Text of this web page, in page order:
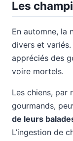
Les
En automne, la
divers et
appréciés des
voire mortels.
Les chiens, par
gourmands,
de leurs
L’ingestion de